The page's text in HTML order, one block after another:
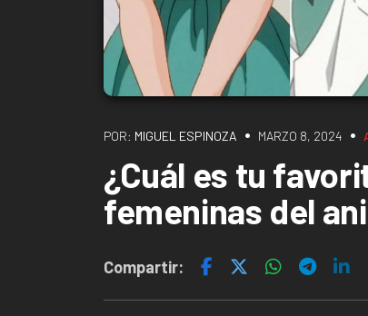
POR: MIGUEL ESPINOZA • MARZO 8, 2024 •
¿Cuál es tu
femeninas del
Compartir: